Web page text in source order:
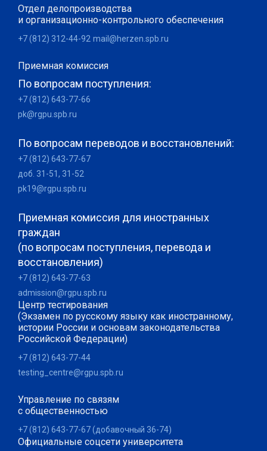
Отдел делопроизводства
и организационно-контрольного обеспечения
+7 (812) 312-44-92 mail@herzen.spb.ru
Приемная комиссия
По вопросам поступления:
+7 (812) 643-77-66
pk@rgpu.spb.ru
По вопросам переводов и восстановлений:
+7 (812) 643-77-67
доб. 31-51, 31-52
pk19@rgpu.spb.ru
Приемная комиссия для иностранных
граждан
(по вопросам поступления, перевода и
восстановления)
+7 (812) 643-77-63
admission@rgpu.spb.ru
Центр тестирования
(Экзамен по русскому языку как иностранному,
истории России и основам законодательства
Российской Федерации)
+7 (812) 643-77-44
testing_centre@rgpu.spb.ru
Управление по связям
с общественностью
+7 (812) 643-77-67 (добавочный 36-74)
Официальные соцсети университета